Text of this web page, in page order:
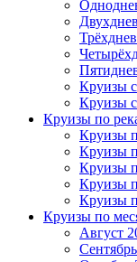
Круизы
Круизы
Круизы по
Круизы
Круизы
Круизы
Круизы
Круизы
Круизы по
Август